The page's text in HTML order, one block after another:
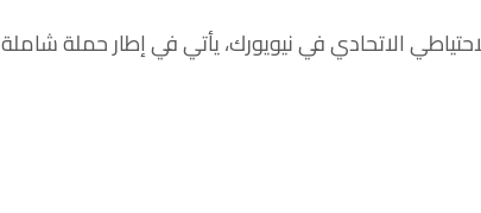
الاتحادي في نيويورك، يأتي في إطار حملة شاملة